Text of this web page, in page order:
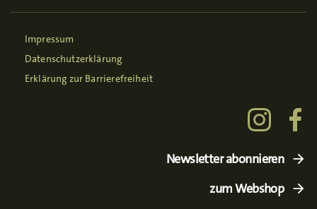
Impressum
Datenschutzerklärung
Erklärung zur Barrierefreiheit
Newsletter abonnieren
zum Webshop